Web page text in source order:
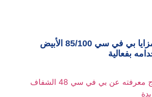
استكشاف مزايا بي في سي 85/100 الأبيض
بفعالية